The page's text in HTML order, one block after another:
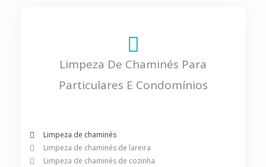
Limpeza De Chaminés Para
Particulares E Condomínios
Limpeza de chaminés
Limpeza de chaminés de lareira
Limpeza de chaminés de cozinha